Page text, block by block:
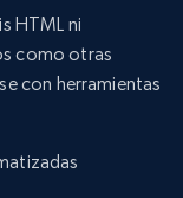
HTML ni
como otras
con herramientas